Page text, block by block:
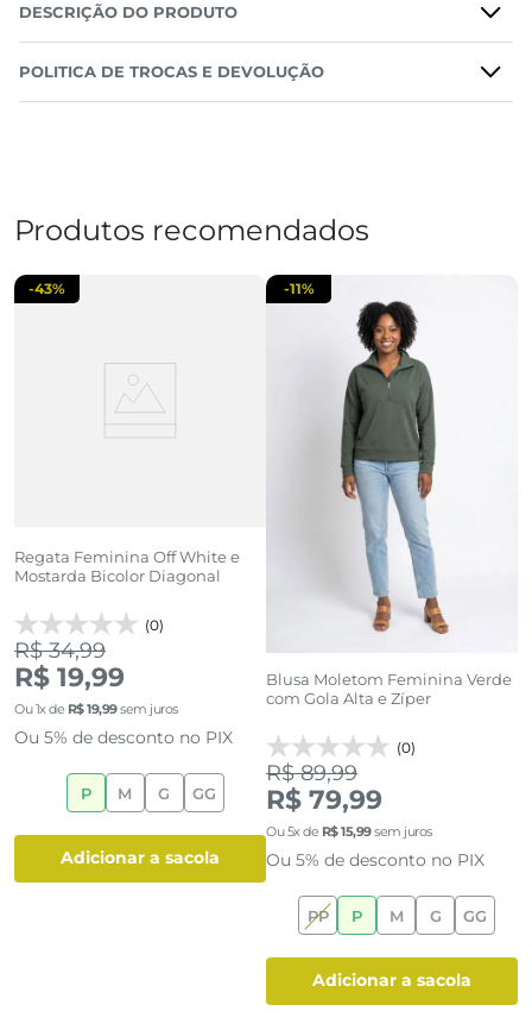
DESCRIÇÃO DO PRODUTO
POLITICA DE TROCAS E DEVOLUÇÃO
Produtos recomendados
Regata Feminina Off White e
Mostarda Bicolor Diagonal
(0)
-43%
R$ 34,99
R$ 19,99
Ou1x de R$19,99sem juros
Ou 5% de desconto no PIX
P M G GG
adicionar a sacola
Blusa Moletom Feminina Verde
com Gola Alta e Zíper
(0)
-11%
R$ 89,99
R$ 79,99
Ou5x de R$15,99sem juros
Ou 5% de desconto no PIX
PP P M G GG
adicionar a sacola